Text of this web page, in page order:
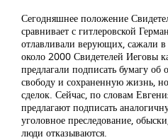
Сегодняшнее положение
сравнивает с гитлеровской
отлавливали верующих, сажали
около 2000 Свидетелей Иеговы
предлагали подписать бумагу об
свободу и сохраненную жизнь,
сделок. Сейчас, по словам
предлагают подписать
уголовное преследование,
люди отказываются.